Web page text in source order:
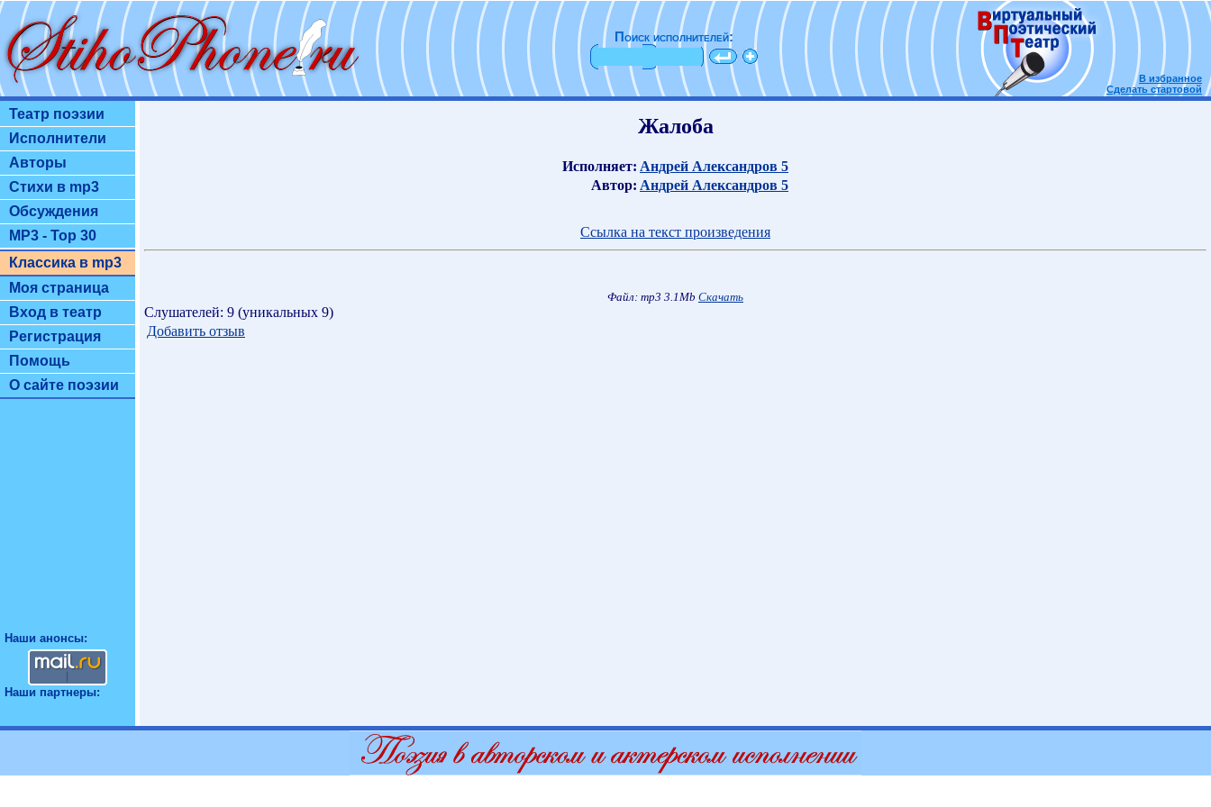
Поиск исполнителей:
В избранное
Сделать стартовой
Театр поэзии
Исполнители
Авторы
Стихи в mp3
Обсуждения
MP3 - Top 30
Классика в mp3
Моя страница
Вход в театр
Регистрация
Помощь
О сайте поэзии
Наши анонсы:
Наши партнеры:
Жалоба
Исполняет: Андрей Александров 5
Автор: Андрей Александров 5
Ссылка на текст произведения
Файл: mp3 3.1Mb Скачать
Слушателей: 9 (уникальных 9)
Добавить отзыв